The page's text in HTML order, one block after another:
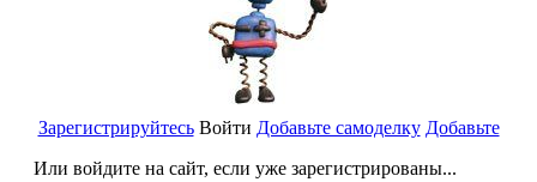
Зарегистрируйтесь
Или войдите на сайт, если уже зарегистрированы...
Войти Добавьте самоделку Добавьте